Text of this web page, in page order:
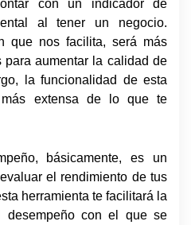
con un indicador de
al tener un negocio.
que nos facilita, será más
para aumentar la calidad de
la funcionalidad de esta
más extensa de lo que te
básicamente, es un
el rendimiento de tus
herramienta te facilitará la
desempeño con el que se